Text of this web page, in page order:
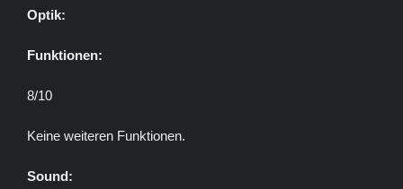
Optik:
Funktionen:
8/10
Keine weiteren Funktionen.
Sound: